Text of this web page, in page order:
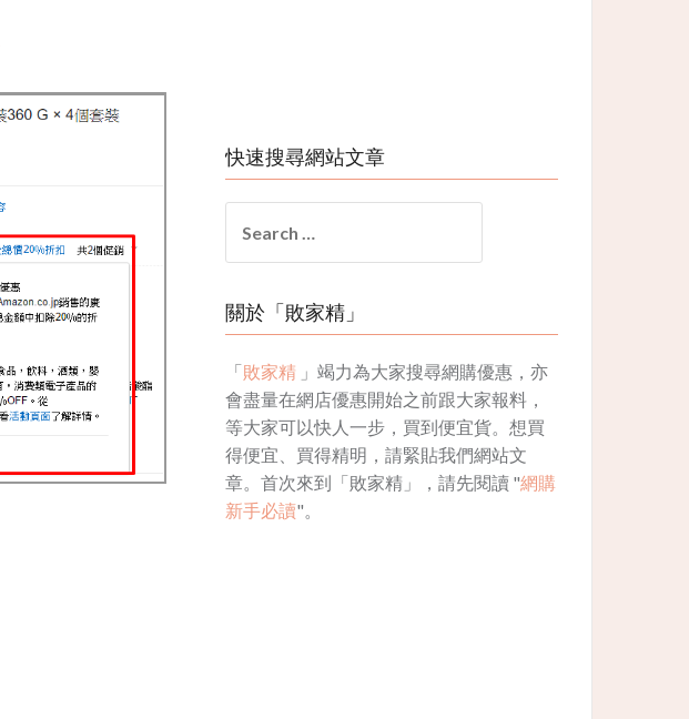
快速搜尋網站文章
for:
關於「敗家精」
「敗家精 」竭力為大家搜尋網購優惠，亦
會盡量在網店優惠開始之前跟大家報料，
等大家可以快人一步，買到便宜貨。想買
得便宜、買得精明，請緊貼我們網站文
章。首次來到「敗家精」，請先閱讀 "網購
新手必讀"。